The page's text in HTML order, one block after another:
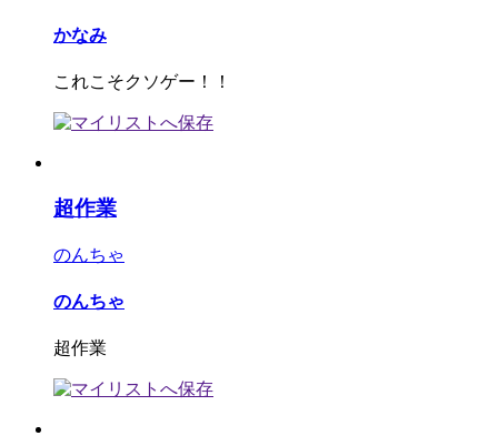
かなみ
これこそクソゲー！！
超作業
のんちゃ
のんちゃ
超作業